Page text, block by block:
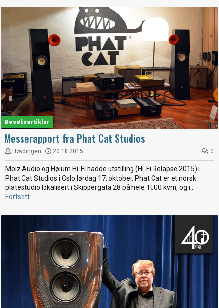
Besøksartikler
Messerapport fra Phat Cat Studios
Høvdingen 20.10.2015 0
Moiz Audio og Høium Hi-Fi hadde utstilling (Hi-Fi Relapse 2015) i
Phat Cat Studios i Oslo lørdag 17. oktober. Phat Cat er et norsk
platestudio lokalisert i Skippergata 28 på hele 1000 kvm, og i...
Fortsett